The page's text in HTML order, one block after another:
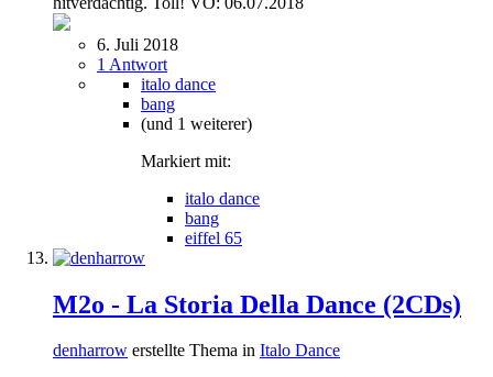
6. Juli 2018
1 Antwort
italo dance
bang
(und 1 weiterer)
Markiert mit:
italo dance
bang
eiffel 65
M2o - La Storia Della Dance (2CDs)
denharrow erstellte Thema in Italo Dance